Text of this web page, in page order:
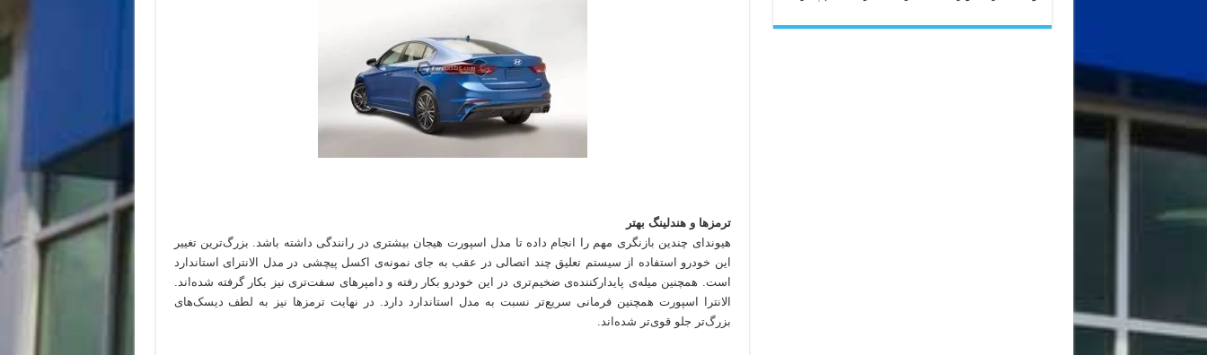
ترمزها و هندلینگ بهتر
هیوندای چندین بازنگری مهم را انجام داده تا مدل اسپورت هیجان بیشتری در رانندگی داشته باشد. بزرگ‌ترین تغییر
این خودرو استفاده از سیستم تعلیق چند اتصالی در عقب به جای نمونه‌ی اکسل پیچشی در مدل الانترای استاندارد
است. همچنین میله‌ی پایدارکننده‌ی ضخیم‌تری در این خودرو بکار رفته و دامپرهای سفت‌تری نیز بکار گرفته شده‌اند.
الانترا اسپورت همچنین فرمانی سریع‌تر نسبت به مدل استاندارد دارد. در نهایت ترمزها نیز به لطف دیسک‌های
بزرگ‌تر جلو قوی‌تر شده‌اند.